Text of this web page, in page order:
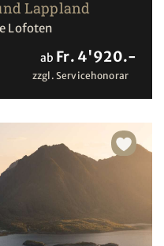
Lappland
Lofoten
ab Fr. 4'920.-
zzgl. Servicehonorar